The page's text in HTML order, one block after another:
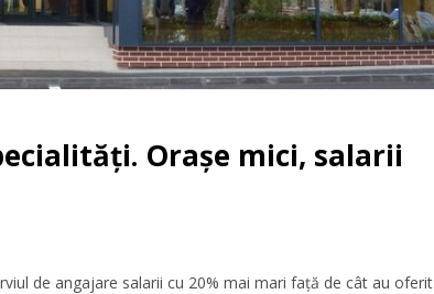
Orașe mici, salarii
de angajare salarii cu 20% mai mari față de cât au oferit